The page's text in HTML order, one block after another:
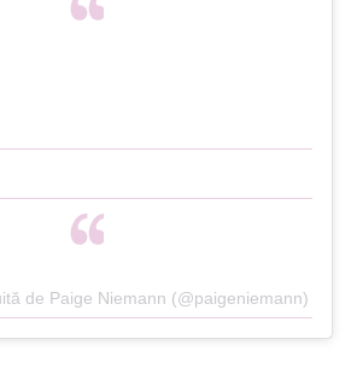
de Paige Niemann (@paigeniemann)